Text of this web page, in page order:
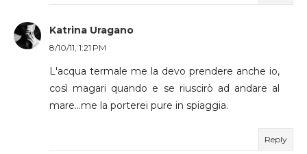
Katrina Uragano
8/10/11, 1:21 PM
L'acqua termale me la devo prendere anche io,
così magari quando e se riuscirò ad andare al
mare...me la porterei pure in spiaggia.
Reply